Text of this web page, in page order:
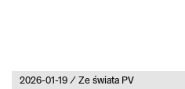
2026-01-19 / Ze świata PV